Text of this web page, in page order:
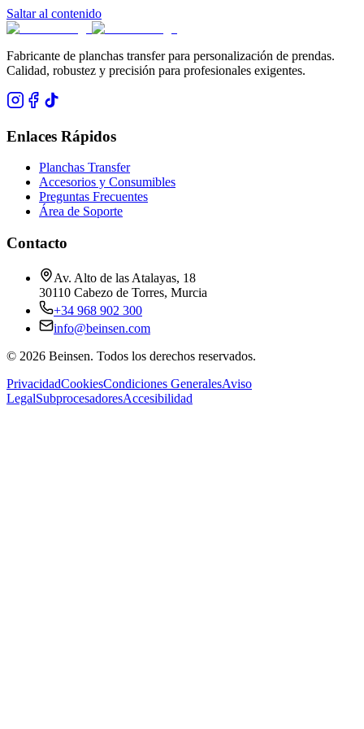
Saltar al contenido
Fabricante de planchas transfer para personalización de prendas.
Calidad, robustez y precisión para profesionales exigentes.
Enlaces Rápidos
Planchas Transfer
Accesorios y Consumibles
Preguntas Frecuentes
Área de Soporte
Contacto
Av. Alto de las Atalayas, 18
30110 Cabezo de Torres, Murcia
+34 968 902 300
info@beinsen.com
© 2026 Beinsen. Todos los derechos reservados.
PrivacidadCookiesCondiciones GeneralesAviso
LegalSubprocesadoresAccesibilidad